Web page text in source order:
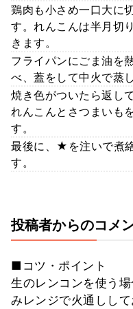
鶏肉も小さめ一口大に
す。れんこんは半月切
きます。
フライパンにごま油を
べ、蓋をして中火で蒸
焼き色がついたら返し
れんこんとさつまいも
す。
最後に、★を注いで煮
す。
投稿者からのコメ
■コツ・ポイント
生のレンコンを使う
みレンジで火通しし